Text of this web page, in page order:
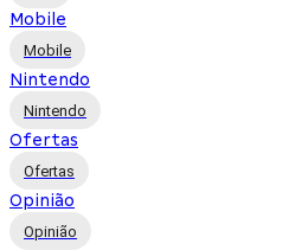
Mobile
Mobile
Nintendo
Nintendo
Ofertas
Ofertas
Opinião
Opinião